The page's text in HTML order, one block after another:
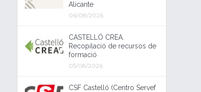
Alicante
06/08/2026
CASTELLÓ CREA.
Recopilació de recursos de
formació
05/08/2026
CSF Castelló (Centro Servef